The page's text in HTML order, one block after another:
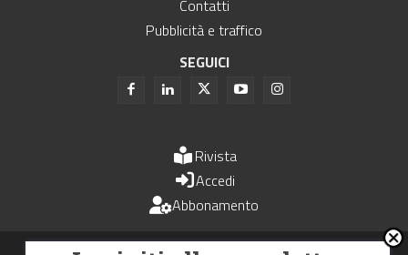
Contatti
Pubblicità e traffico
SEGUICI
Rivista
Accedi
Abbonamento